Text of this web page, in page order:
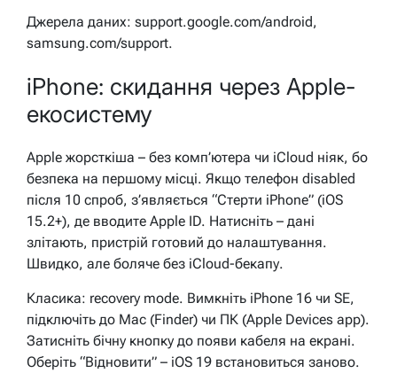
Джерела даних: support.google.com/android,
samsung.com/support.
iPhone: скидання через Apple-
екосистему
Apple жорсткіша – без комп’ютера чи iCloud ніяк, бо
безпека на першому місці. Якщо телефон disabled
після 10 спроб, з’являється “Стерти iPhone” (iOS
15.2+), де вводите Apple ID. Натисніть – дані
злітають, пристрій готовий до налаштування.
Швидко, але боляче без iCloud-бекапу.
Класика: recovery mode. Вимкніть iPhone 16 чи SE,
підключіть до Mac (Finder) чи ПК (Apple Devices app).
Затисніть бічну кнопку до появи кабеля на екрані.
Оберіть “Відновити” – iOS 19 встановиться заново.